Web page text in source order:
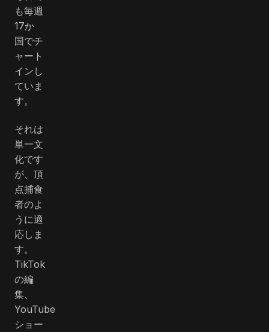
も毎週
17か
国でチ
ャート
インし
ていま
す。
それは
単一文
化です
が、頂
点捕食
者のよ
うに適
応しま
す。
TikTok
の編
集、
YouTube
ショー